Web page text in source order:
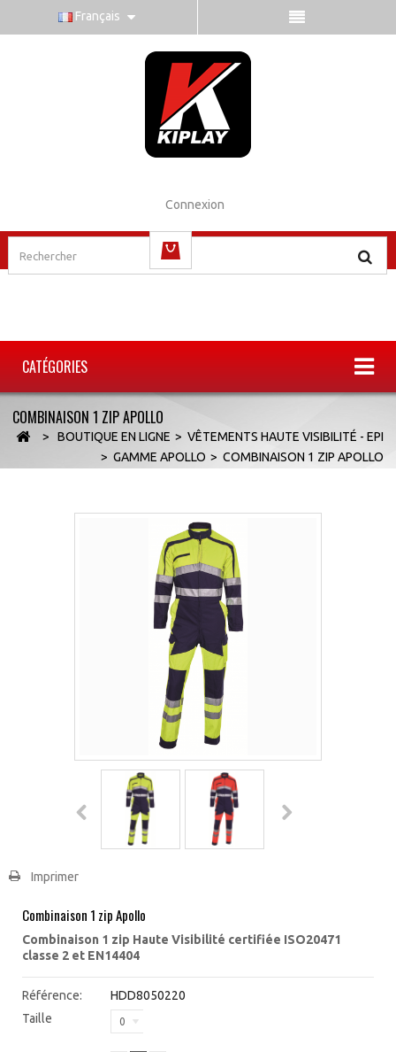
Français
Connexion
CATÉGORIES
COMBINAISON 1 ZIP APOLLO
> BOUTIQUE EN LIGNE > VÊTEMENTS HAUTE VISIBILITÉ - EPI
> GAMME APOLLO > COMBINAISON 1 ZIP APOLLO
Imprimer
Combinaison 1 zip Apollo
Combinaison 1 zip Haute Visibilité certifiée ISO20471
classe 2 et EN14404
Référence:
HDD8050220
Taille
0